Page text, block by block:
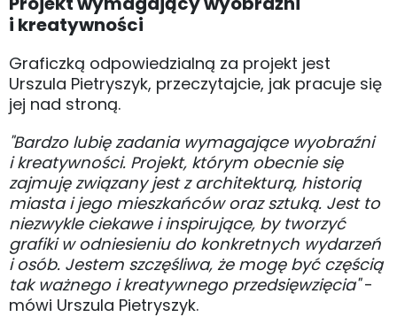
i kreatywności
Graficzką odpowiedzialną za projekt jest
Urszula Pietryszyk, przeczytajcie, jak pracuje się
jej nad stroną.
"Bardzo lubię zadania wymagające wyobraźni
i kreatywności. Projekt, którym obecnie się
zajmuję związany jest z architekturą, historią
miasta i jego mieszkańców oraz sztuką. Jest to
niezwykle ciekawe i inspirujące, by tworzyć
grafiki w odniesieniu do konkretnych wydarzeń
i osób. Jestem szczęśliwa, że mogę być częścią
tak ważnego i kreatywnego przedsięwzięcia"-
mówi Urszula Pietryszyk.